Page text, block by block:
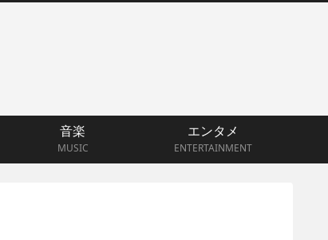
音楽
MUSIC
エンタメ
ENTERTAINMENT